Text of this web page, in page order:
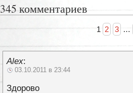
345 комментариев
1 2 3 …
Alex:
03.10.2011 в 23:44
Здорово